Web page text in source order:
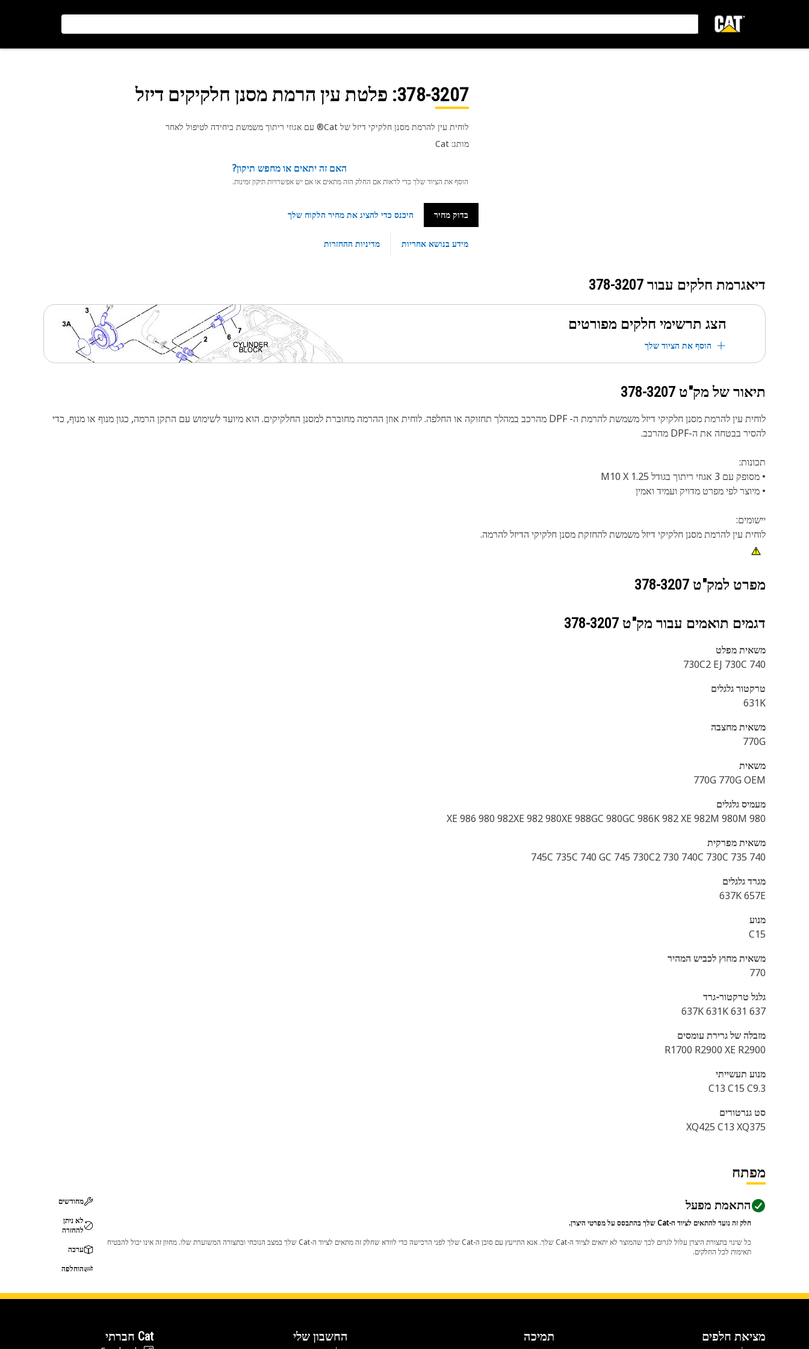
378-3207: פלטת עין הרמת מסנן חלקיקים דיזל
לוחית עין להרמת מסנן חלקיקי דיזל של Cat® עם אגוזי ריתוך משמשת ביחידה לטיפול לאחר
מותג: Cat
האם זה יתאים או מחפש תיקון?
הוסף את הציוד שלך כדי לראות אם החלק הזה מתאים או אם יש אפשרויות תיקון זמינות.
בדוק מחיר היכנס כדי להציג את מחיר הלקוח שלך
מידע בנושא אחריות מדיניות ההחזרות
דיאגרמת חלקים עבור 378-3207
הצג תרשימי חלקים מפורטים
הוסף את הציוד שלך
תיאור של מק"ט 378-3207
לוחית עין להרמת מסנן חלקיקי דיזל משמשת להרמת ה- DPF מהרכב במהלך תחזוקה או החלפה. לוחית אוזן ההרמה מחוברת למסנן החלקיקים. הוא מיועד לשימוש עם התקן הרמה, כגון מנוף או מנוף, כדי
להסיר בבטחה את ה-DPF מהרכב.
תכונות:
• מסופק עם 3 אגוזי ריתוך בגודל M10 X 1.25
• מיוצר לפי מפרט מדויק ועמיד ואמין
יישומים:
לוחית עין להרמת מסנן חלקיקי דיזל משמשת להחזקת מסנן חלקיקי הדיזל להרמה.
מפרט למק"ט 378-3207
דגמים תואמים עבור מק"ט 378-3207
משאית מפלט
740 730C2 EJ 730C
טרקטור גלגלים
631K
משאית מחצבה
770G
משאית
770G 770G OEM
מעמיס גלגלים
980 XE 986 980 982XE 982 980XE 988GC 980GC 986K 982 XE 982M 980M
משאית מפרקית
740 745C 735C 740 GC 745 730C2 730 740C 730C 735
מגרד גלגלים
637K 657E
מנוע
C15
משאית מחוץ לכביש המהיר
770
גלגל טרקטור-גרד
637 631 637K 631K
מזבלה של גרירת עומסים
R1700 R2900 XE R2900
מנוע תעשייתי
C13 C15 C9.3
סט גנרטורים
XQ425 C13 XQ375
מפתח
התאמת מפעל
חלק זה נועד להתאים לציוד ה-Cat שלך בהתבסס על מפרטי היצרן.
כל שינוי בתצורת היצרן עלול לגרום לכך שהמוצר לא יתאים לציוד ה-Cat שלך. אנא התייעץ עם סוכן ה-Cat שלך לפני הרכישה כדי לוודא שחלק זה מתאים לציוד ה-Cat שלך במצב הנוכחי ובתצורה המשוערת שלו. מחוון זה אינו יכול להבטיח
תאימות לכל החלקים.
מחודשים
לא ניתן
להחזרה
ערכה
הוחלפה
מציאת חלפים תמיכה החשבון שלי Cat חברתי